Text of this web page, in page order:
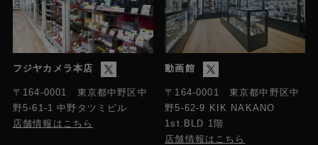
フジヤカメラ本店
〒164-0001 東京都中野区中
野5-61-1 中野タツミビル
店舗情報はこちら
動画館
〒164-0001 東京都中野区中
野5-62-9 KIK NAKANO
1st.BLD 1階
店舗情報はこちら